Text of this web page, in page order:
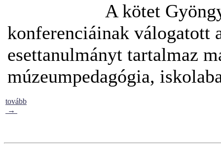
A kötet
konferenciáinak válogatott
esettanulmányt tartalmaz
múzeumpedagógia,
tovább
→